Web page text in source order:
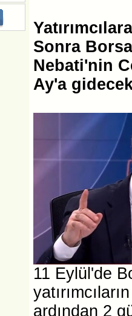
Sonra
Nebati'nin
Ay'a
11 Eylül'de
ardından 2